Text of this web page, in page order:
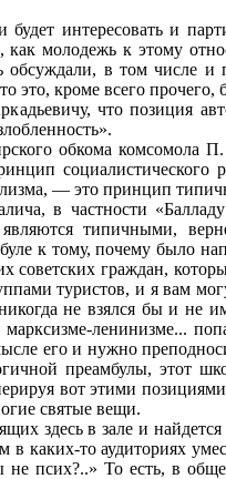
будет интересовать и
молодежь к этому
обсуждали, в том числе
это, кроме всего прочего,
что позиция
обкома
социалистического
— это принцип
в частности
типичными,
к тому, почему было
граждан,
туристов, и я вам
не взялся бы и не
ленинизме...
его и нужно
преамбулы, этот
вот этими позициями
святые вещи.
здесь в зале и
каких-то аудиториях
псих?..» То есть, в